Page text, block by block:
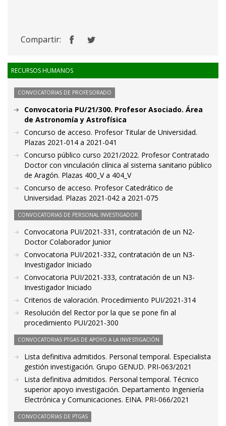
Compartir:
RECURSOS HUMANOS
CONVOCATORIAS DE PROFESORADO
Convocatoria PU/21/300. Profesor Asociado. Área
de Astronomía y Astrofísica
Concurso de acceso. Profesor Titular de Universidad.
Plazas 2021-014 a 2021-041
Concurso público curso 2021/2022. Profesor Contratado
Doctor con vinculación clínica al sistema sanitario público
de Aragón. Plazas 400_V a 404_V
Concurso de acceso. Profesor Catedrático de
Universidad. Plazas 2021-042 a 2021-075
CONVOCATORIAS DE PERSONAL INVESTIGADOR
Convocatoria PUI/2021-331, contratación de un N2-
Doctor Colaborador Junior
Convocatoria PUI/2021-332, contratación de un N3-
Investigador Iniciado
Convocatoria PUI/2021-333, contratación de un N3-
Investigador Iniciado
Criterios de valoración. Procedimiento PUI/2021-314
Resolución del Rector por la que se pone fin al
procedimiento PUI/2021-300
CONVOCATORIAS PTGAS DE APOYO A LA INVESTIGACIÓN
Lista definitiva admitidos. Personal temporal. Especialista
gestión investigación. Grupo GENUD. PRI-063/2021
Lista definitiva admitidos. Personal temporal. Técnico
superior apoyo investigación. Departamento Ingeniería
Electrónica y Comunicaciones. EINA. PRI-066/2021
CONVOCATORIAS DE PTGAS